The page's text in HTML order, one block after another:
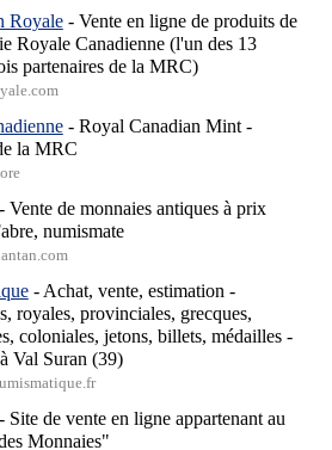
Royale- Vente en ligne de produits de
Royale Canadienne (l'un des 13
partenaires de la MRC)
- Royal Canadian Mint -
la MRC
- Vente de monnaies antiques à prix
numismate
- Achat, vente, estimation -
royales, provinciales, grecques,
coloniales, jetons, billets, médailles -
Val Suran (39)
Site de vente en ligne appartenant au
Monnaies"